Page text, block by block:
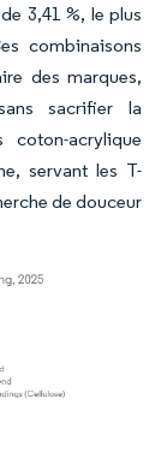
3,41 %, le plus
combinaisons
des marques,
sacrifier la
acrylique
servant les T-
de douceur